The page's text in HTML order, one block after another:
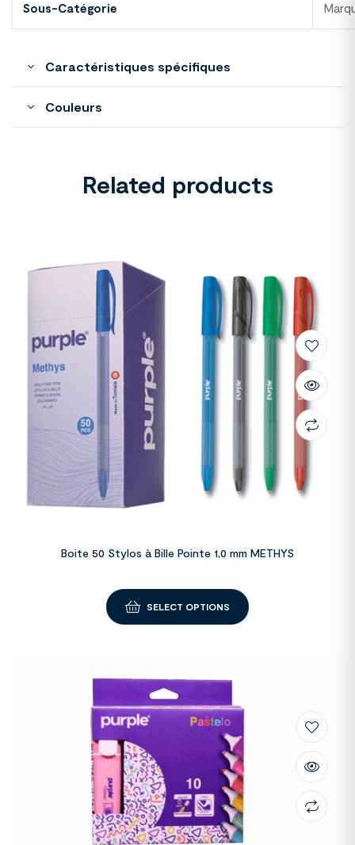
Sous-Catégorie
Caractéristiques spécifiques
Couleurs
Related products
Boite 50 Stylos à Bille Pointe 1,0 mm METHYS
SELECT OPTIONS